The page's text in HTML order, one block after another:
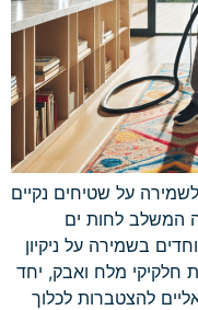
על שטיחים נקיים
המשלב לחות ים
בשמירה על ניקיון
חלקיקי מלח ואבק, יחד
להצטברות לכלוך